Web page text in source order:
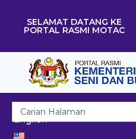
SELAMAT DATANG KE
PORTAL RASMI MOTAC
English